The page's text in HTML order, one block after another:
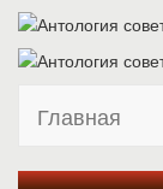
Главная